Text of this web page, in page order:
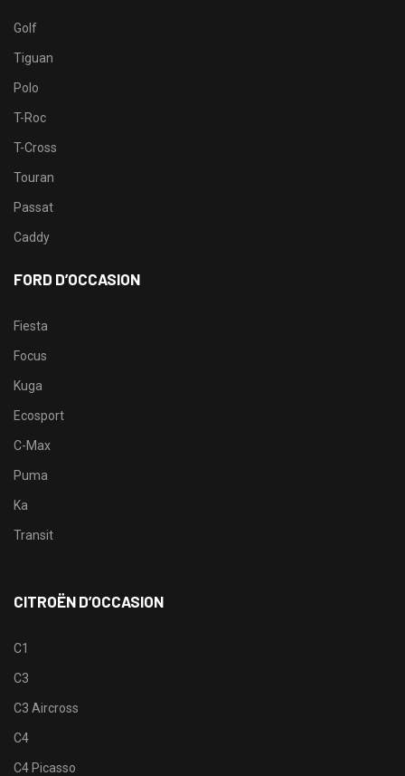
Golf
Tiguan
Polo
T-Roc
T-Cross
Touran
Passat
Caddy
FORD D’OCCASION
Fiesta
Focus
Kuga
Ecosport
C-Max
Puma
Ka
Transit
CITROËN D’OCCASION
C1
C3
C3 Aircross
C4
C4 Picasso